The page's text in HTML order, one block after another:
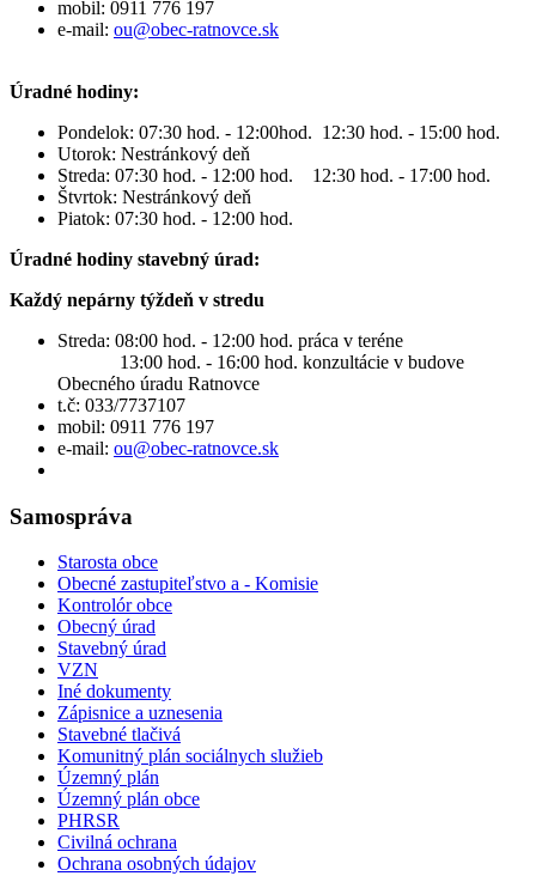
mobil: 0911 776 197
e-mail: ou@obec-ratnovce.sk
Úradné hodiny:
Pondelok: 07:30 hod. - 12:00hod. 12:30 hod. - 15:00 hod.
Utorok: Nestránkový deň
Streda: 07:30 hod. - 12:00 hod. 12:30 hod. - 17:00 hod.
Štvrtok: Nestránkový deň
Piatok: 07:30 hod. - 12:00 hod.
Úradné hodiny stavebný úrad:
Každý nepárny týždeň v stredu
Streda: 08:00 hod. - 12:00 hod. práca v teréne
13:00 hod. - 16:00 hod. konzultácie v budove
Obecného úradu Ratnovce
t.č: 033/7737107
mobil: 0911 776 197
e-mail: ou@obec-ratnovce.sk
Samospráva
Starosta obce
Obecné zastupiteľstvo a - Komisie
Kontrolór obce
Obecný úrad
Stavebný úrad
VZN
Iné dokumenty
Zápisnice a uznesenia
Stavebné tlačivá
Komunitný plán sociálnych služieb
Územný plán
Územný plán obce
PHRSR
Civilná ochrana
Ochrana osobných údajov